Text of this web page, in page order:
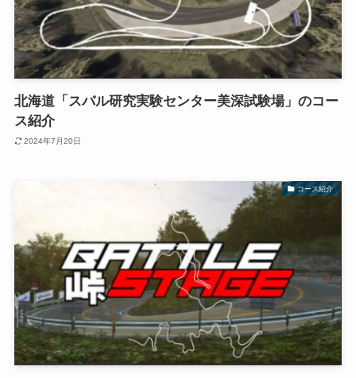
北海道「スバル研究実験センター美深試験場」のコー
ス紹介
2024年7月20日
コース紹介